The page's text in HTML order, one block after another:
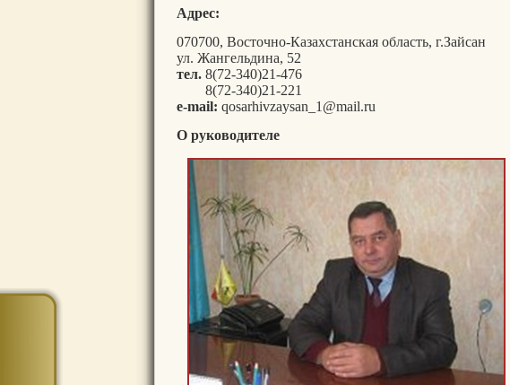
Адрес:
070700, Восточно-Казахстанская область, г.Зайсан
ул. Жангельдина, 52
тел. 8(72-340)21-476
8(72-340)21-221
e-mail: qosarhivzaysan_1@mail.ru
О руководителе